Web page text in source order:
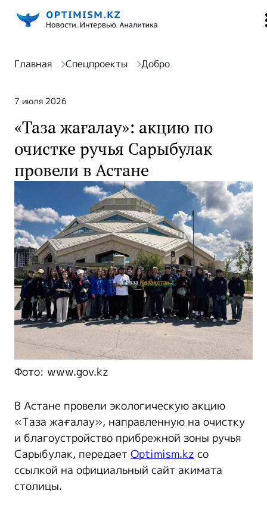
Главная Спецпроекты Добро
7 июля 2026
«Таза жағалау»: акцию по
очистке ручья Сарыбулак
провели в Астане
Фото: www.gov.kz
В Астане провели экологическую акцию
«Таза жағалау», направленную на очистку
и благоустройство прибрежной зоны ручья
Сарыбулак, передает Optimism.kz со
ссылкой на официальный сайт акимата
столицы.